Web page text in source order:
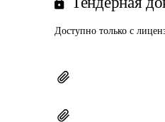
Доступно только с